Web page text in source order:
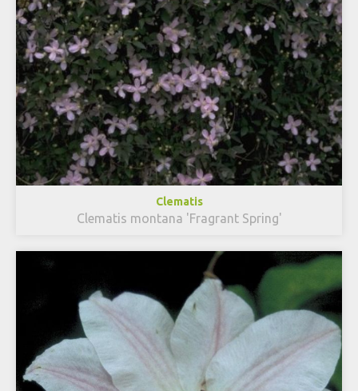
Clematis
Clematis montana 'Fragrant Spring'